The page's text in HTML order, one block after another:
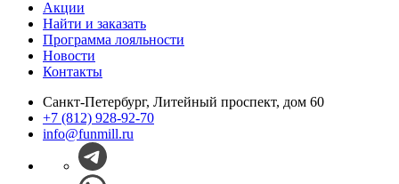
Акции
Найти и заказать
Программа лояльности
Новости
Контакты
Санкт-Петербург, Литейный проспект, дом 60
+7 (812) 928-92-70
info@funmill.ru